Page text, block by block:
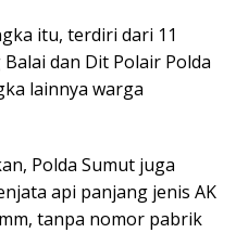
itu, terdiri dari 11
dan Dit Polair Polda
lainnya warga
Polda Sumut juga
api panjang jenis AK
tanpa nomor pabrik